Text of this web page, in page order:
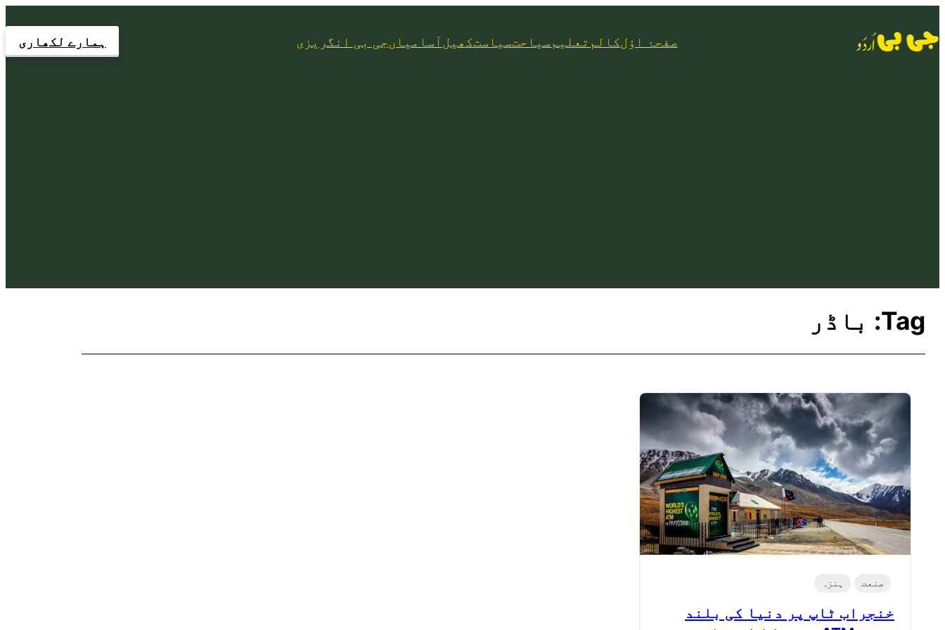
to
صفحۂ اؤلکالم تعلیمسیاحتسیاستکھیلآسامیاںجی بی انگریزی ہمارے لکھاری
Tag: باڈر
صنعت ہنزہ
خنجراب ٹاپ پر دنیا کی بلند